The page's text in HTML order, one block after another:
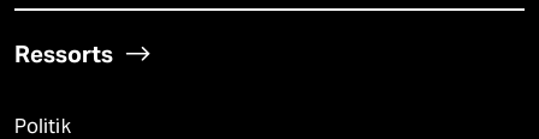
Ressorts
Politik